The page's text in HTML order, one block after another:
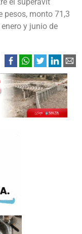
pesos, monto 71,3
y junio de